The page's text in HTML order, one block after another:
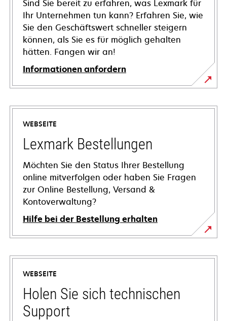
Sind Sie bereit zu erfahren, was Lexmark für
Ihr Unternehmen tun kann? Erfahren Sie, wie
Sie den Geschäftswert schneller steigern
können, als Sie es für möglich gehalten
hätten. Fangen wir an!
Informationen anfordern
WEBSEITE
Lexmark Bestellungen
Möchten Sie den Status Ihrer Bestellung
online mitverfolgen oder haben Sie Fragen
zur Online Bestellung, Versand &
Kontoverwaltung?
Hilfe bei der Bestellung erhalten
WEBSEITE
Holen Sie sich technischen
Support